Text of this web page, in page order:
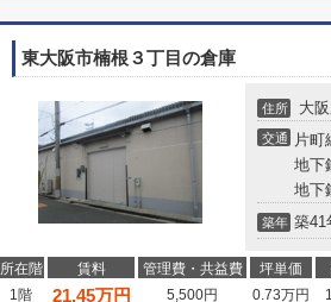
東大阪市楠根３丁目の倉庫
住所 大
交通 片町
地下
地下
築年 築41
所在階 賃料 管理費・共益費 坪単価
1階
21.45万円 5,500円 0.73万円